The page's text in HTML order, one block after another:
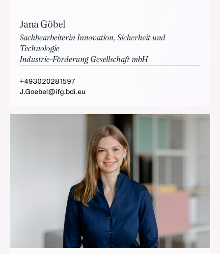
Jana Göbel
Sachbearbeiterin Innovation, Sicherheit und
Technologie
Industrie-Förderung Gesellschaft mbH
+493020281597
J.Goebel@ifg.bdi.eu